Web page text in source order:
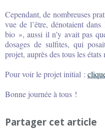
Cependant, de nombreuses
vue de l’être, dénotaient
bio », aussi il n’y avait pas
dosages de sulfites, qui
projet, auprès des tous les états
Pour voir le projet initial :
Bonne journée à tous !
Partager cet article